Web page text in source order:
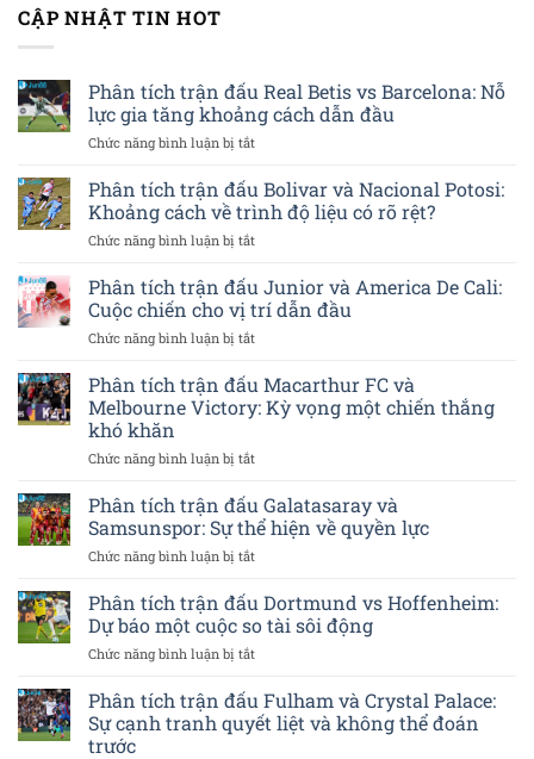
CẬP NHẬT TIN HOT
Phân tích trận đấu Real Betis vs Barcelona: Nỗ
lực gia tăng khoảng cách dẫn đầu
Chức năng bình luận bị tắtở
tích
trận
đấu
Real
vs
Barcelona:
lực
tăng
khoảng
cách
đầu
Phân tích trận đấu Bolivar và Nacional Potosi:
Khoảng cách về trình độ liệu có rõ rệt?
Chức năng bình luận bị tắtở
tích
trận
đấu
Bolivar
Nacional
Potosi:
Khoảng
về
độ
liệu
rõ
Phân tích trận đấu Junior và America De Cali:
Cuộc chiến cho vị trí dẫn đầu
Chức năng bình luận bị tắtở
tích
trận
đấu
và
De
Cali:
Cuộc
chiến
vị
trí
đầu
Phân tích trận đấu Macarthur FC và
Melbourne Victory: Kỳ vọng một chiến thắng
khó khăn
Chức năng bình luận bị tắtở
tích
trận
đấu
Macarthur
và
Melbourne
Victory:
Kỳ
một
chiến
Phân tích trận đấu Galatasaray và
Samsunspor: Sự thể hiện về quyền lực
Chức năng bình luận bị tắtở
tích
trận
đấu
Galatasaray
Samsunspor:
Sự
thể
Phân tích trận đấu Dortmund vs Hoffenheim:
Dự báo một cuộc so tài sôi động
Chức năng bình luận bị tắtở
tích
trận
đấu
Phân tích trận đấu Fulham và Crystal Palace:
Sự cạnh tranh quyết liệt và không thể đoán
trước